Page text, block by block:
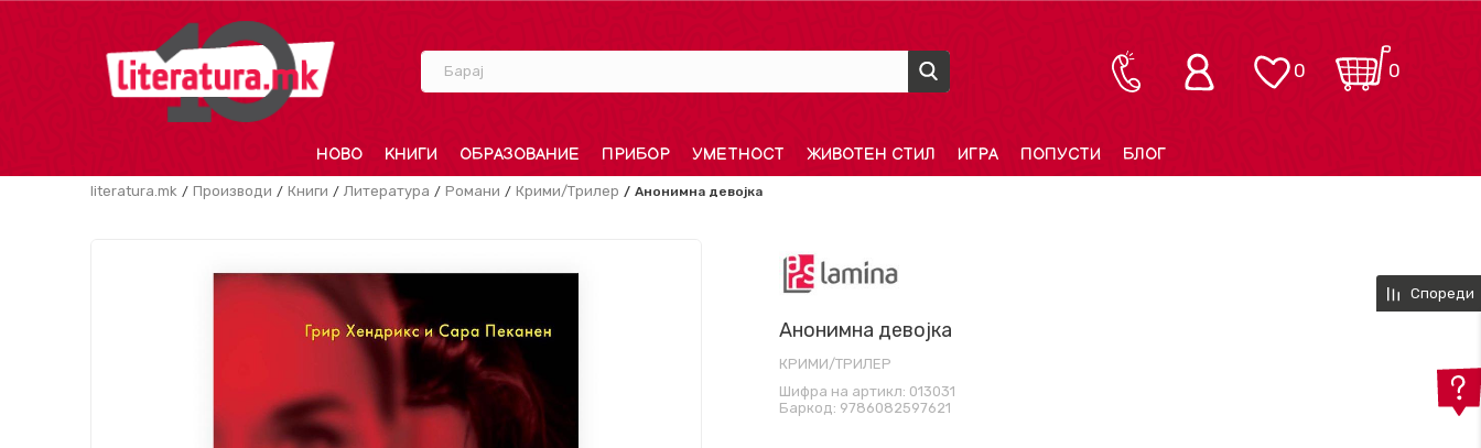
Барај 0
0
НОВО КНИГИ ОБРАЗОВАНИЕ ПРИБОР УМЕТНОСТ ЖИВОТЕН СТИЛ ИГРА ПОПУСТИ БЛОГ
literatura.mk Производи Книги Литература Романи Крими/Трилер Анонимна девојка
Анонимна девојка
КРИМИ/ТРИЛЕР
Шифра на артикл: 013031
Баркод: 9786082597621
Спореди